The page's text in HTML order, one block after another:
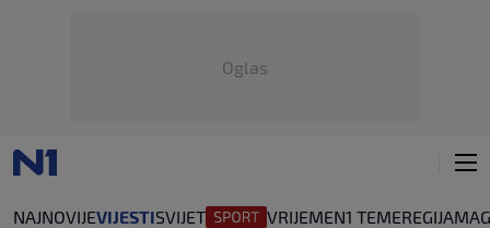
Oglas
NAJNOVIJEVIJESTISVIJET VRIJEMEN1 TEMEREGIJA